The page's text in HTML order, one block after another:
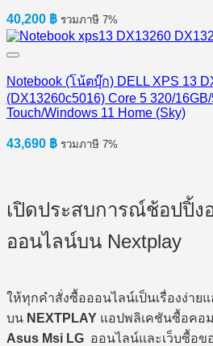
40,200 ฿ รวมภาษี 7%
Notebook (โน้ตบุ๊ก) DELL XPS 13
(DX13260c5016) Core 5 320/
Touch/Windows 11 Home (Sky)
43,690 ฿ รวมภาษี 7%
เปิดประสบการณ์ช้อปปิ้ง
ออนไลน์บน Nextplay
ให้ทุกคำสั่งซื้อออนไลน์เป็นเรื่องง่า
บน NEXTPLAY แอปพลิเคชันซื้อคอ
Asus Msi LG ออนไลน์และเว็บซื้อ